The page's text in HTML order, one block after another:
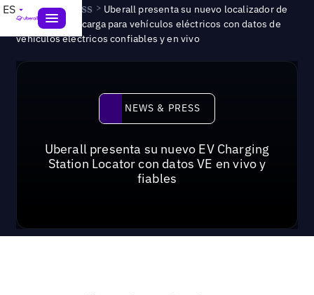
ES News & Press > Uberall presenta su nuevo localizador de
estaciones de carga para vehículos eléctricos con datos de
vehículos eléctricos confiables y en vivo
News & Press
NEWS & PRESS
Uberall presenta su nuevo EV Charging
Station Locator con datos VE en vivo y
fiables